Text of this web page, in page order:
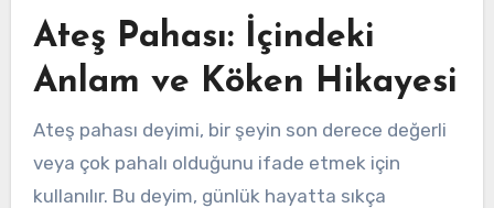
Ateş Pahası: İçindeki
Anlam ve Köken Hikayesi
Ateş pahası deyimi, bir şeyin son derece değerli
veya çok pahalı olduğunu ifade etmek için
kullanılır. Bu deyim, günlük hayatta sıkça